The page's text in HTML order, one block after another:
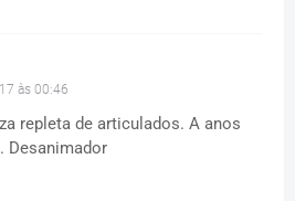
às 00:46
repleta de articulados. A anos
Desanimador